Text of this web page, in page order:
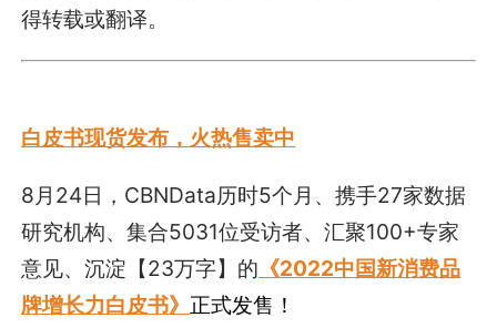
得转载或翻译。
白皮书现货发布，火热售卖中
8月24日，CBNData历时5个月、携手27家数据
研究机构、集合5031位受访者、汇聚100+专家
意见、沉淀【23万字】的 《2022中国新消费品
牌增长力白皮书》 正式发售！